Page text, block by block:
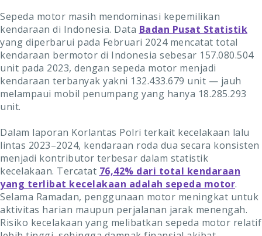
Sepeda motor masih mendominasi kepemilikan
kendaraan di Indonesia. Data Badan Pusat Statistik
yang diperbarui pada Februari 2024 mencatat total
kendaraan bermotor di Indonesia sebesar 157.080.504
unit pada 2023, dengan sepeda motor menjadi
kendaraan terbanyak yakni 132.433.679 unit — jauh
melampaui mobil penumpang yang hanya 18.285.293
unit.
Dalam laporan Korlantas Polri terkait kecelakaan lalu
lintas 2023–2024, kendaraan roda dua secara konsisten
menjadi kontributor terbesar dalam statistik
kecelakaan. Tercatat 76,42% dari total kendaraan
yang terlibat kecelakaan adalah sepeda motor.
Selama Ramadan, penggunaan motor meningkat untuk
aktivitas harian maupun perjalanan jarak menengah.
Risiko kecelakaan yang melibatkan sepeda motor relatif